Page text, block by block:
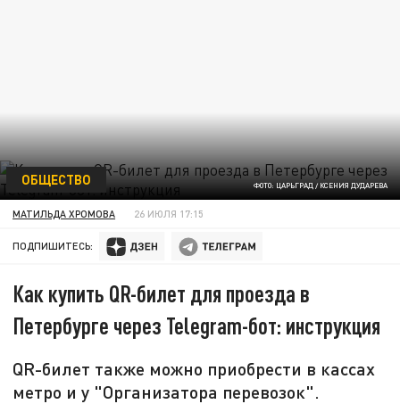
ФОТО: ЦАРЬГРАД / КСЕНИЯ ДУДАРЕВА
ОБЩЕСТВО
МАТИЛЬДА ХРОМОВА 26 ИЮЛЯ 17:15
ПОДПИШИТЕСЬ:
Как купить QR-билет для проезда в
Петербурге через Telegram-бот: инструкция
QR-билет также можно приобрести в кассах
метро и у "Организатора перевозок".